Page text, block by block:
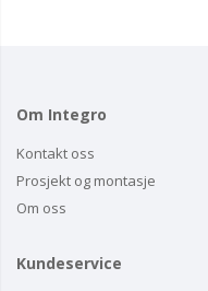
Om Integro
Kontakt oss
Prosjekt og montasje
Om oss
Kundeservice